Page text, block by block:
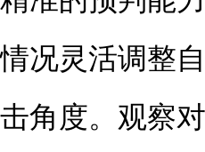
况灵活调整
角度。观察